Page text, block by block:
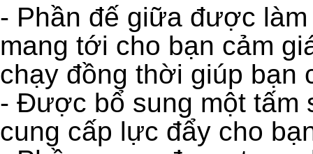
- Phần đế giữa được
mang tới cho bạn cảm
chạy đồng thời giúp bạn
- Được bổ sung một tấm
cung cấp lực đẩy cho